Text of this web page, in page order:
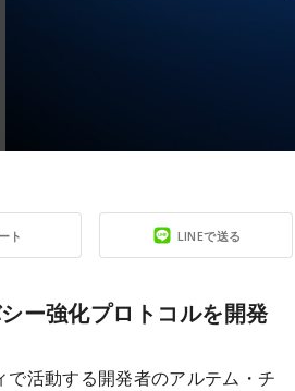
ト LINEで送る
ー強化プロトコルを開発
活動する開発者のアルテム・チ